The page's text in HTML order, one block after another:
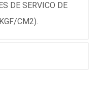
DE SERVICO DE
CM2).